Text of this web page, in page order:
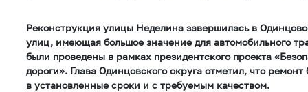
Реконструкция улицы Неделина завершилась в
улиц, имеющая большое значение для автомобильного
были проведены в рамках президентского проекта
дороги». Глава Одинцовского округа отметил, что
в установленные сроки и с требуемым качеством.